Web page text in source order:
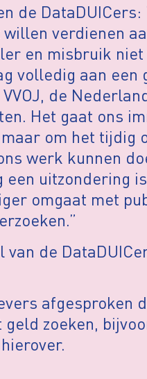
de
verdienen
en misbruik
volledig aan een
de
Het gaat ons
om het tijdig
werk kunnen
een uitzondering
omgaat met
de
afgesproken
zoeken,